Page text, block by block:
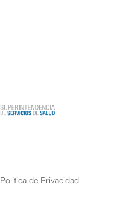
Política de Privacidad